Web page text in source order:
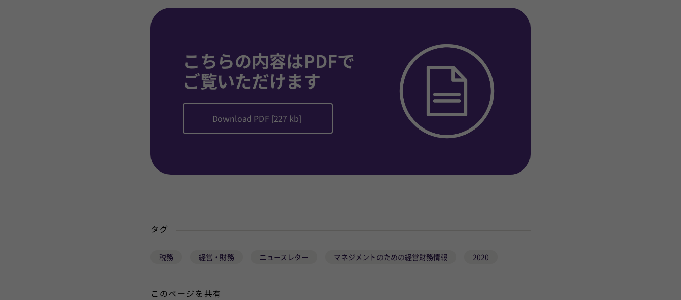
こちらの内容はPDFで
ご覧いただけます
Download PDF [227 kb]
タグ
税務 経営・財務 ニュースレター マネジメントのための経営財務情報 2020
このページを共有